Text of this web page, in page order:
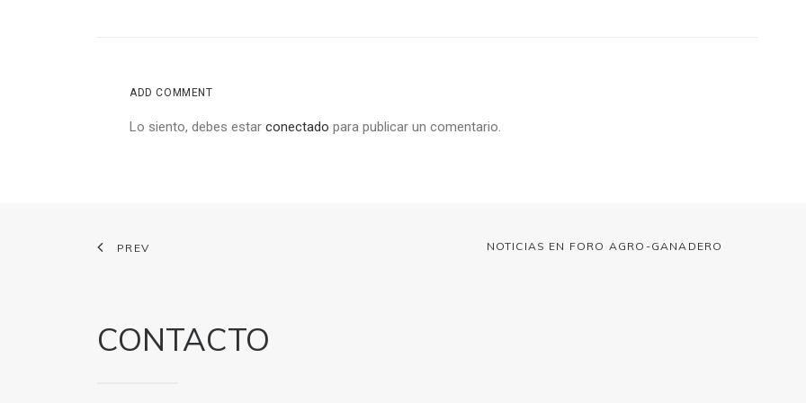
ADD COMMENT
Lo siento, debes estar conectado para publicar un comentario.
PREV NOTICIAS EN FORO AGRO-GANADERO
CONTACTO